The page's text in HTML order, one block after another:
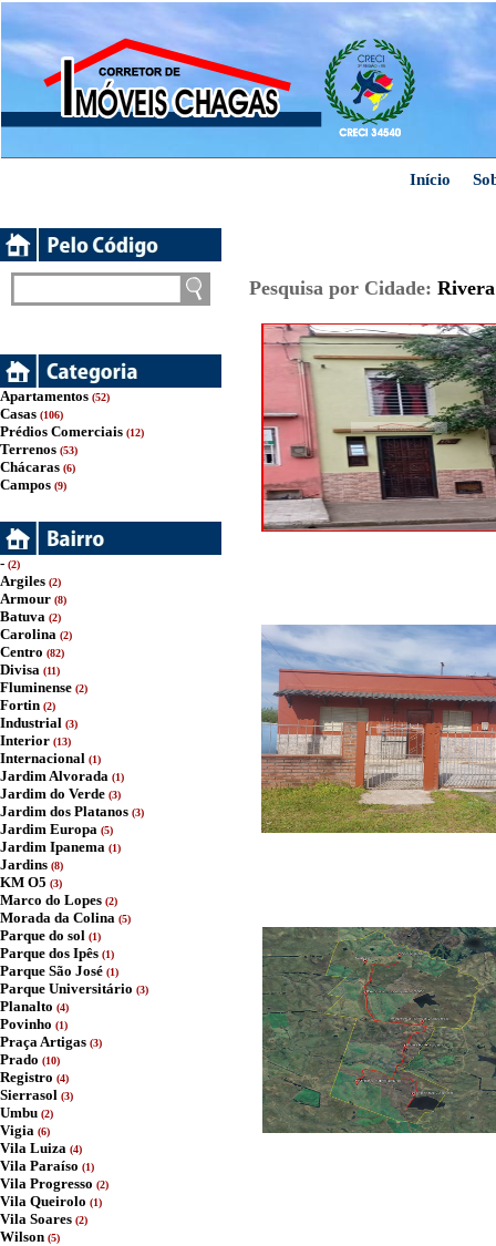
Início
Apartamentos (52)
Casas (106)
Prédios Comerciais (12)
Terrenos (53)
Chácaras (6)
Campos (9)
- (2)
Argiles (2)
Armour (8)
Batuva (2)
Carolina (2)
Centro (82)
Divisa (11)
Fluminense (2)
Fortin (2)
Industrial (3)
Interior (13)
Internacional (1)
Jardim Alvorada (1)
Jardim do Verde (3)
Jardim dos Platanos (3)
Jardim Europa (5)
Jardim Ipanema (1)
Jardins (8)
KM O5 (3)
Marco do Lopes (2)
Morada da Colina (5)
Parque do sol (1)
Parque dos Ipês (1)
Parque São José (1)
Parque Universitário (3)
Planalto (4)
Povinho (1)
Praça Artigas (3)
Prado (10)
Registro (4)
Sierrasol (3)
Umbu (2)
Vigia (6)
Vila Luiza (4)
Vila Paraíso (1)
Vila Progresso (2)
Vila Queirolo (1)
Vila Soares (2)
Wilson (5)
Pesquisa por Cidade: